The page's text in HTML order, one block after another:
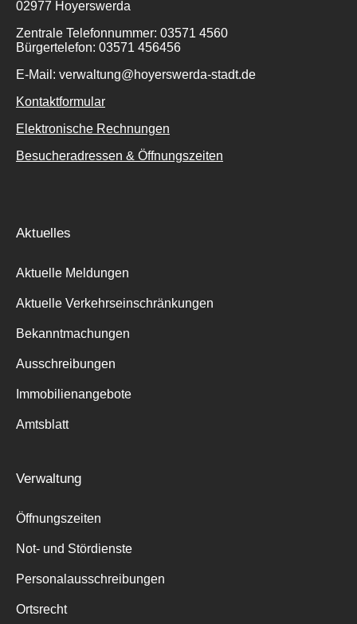
02977 Hoyerswerda
Zentrale Telefonnummer: 03571 4560
Bürgertelefon: 03571 456456
E-Mail: verwaltung@hoyerswerda-stadt.de
Kontaktformular
Elektronische Rechnungen
Besucheradressen & Öffnungszeiten
Aktuelles
Aktuelle Meldungen
Aktuelle Verkehrseinschränkungen
Bekanntmachungen
Ausschreibungen
Immobilienangebote
Amtsblatt
Verwaltung
Öffnungszeiten
Not- und Stördienste
Personalausschreibungen
Ortsrecht